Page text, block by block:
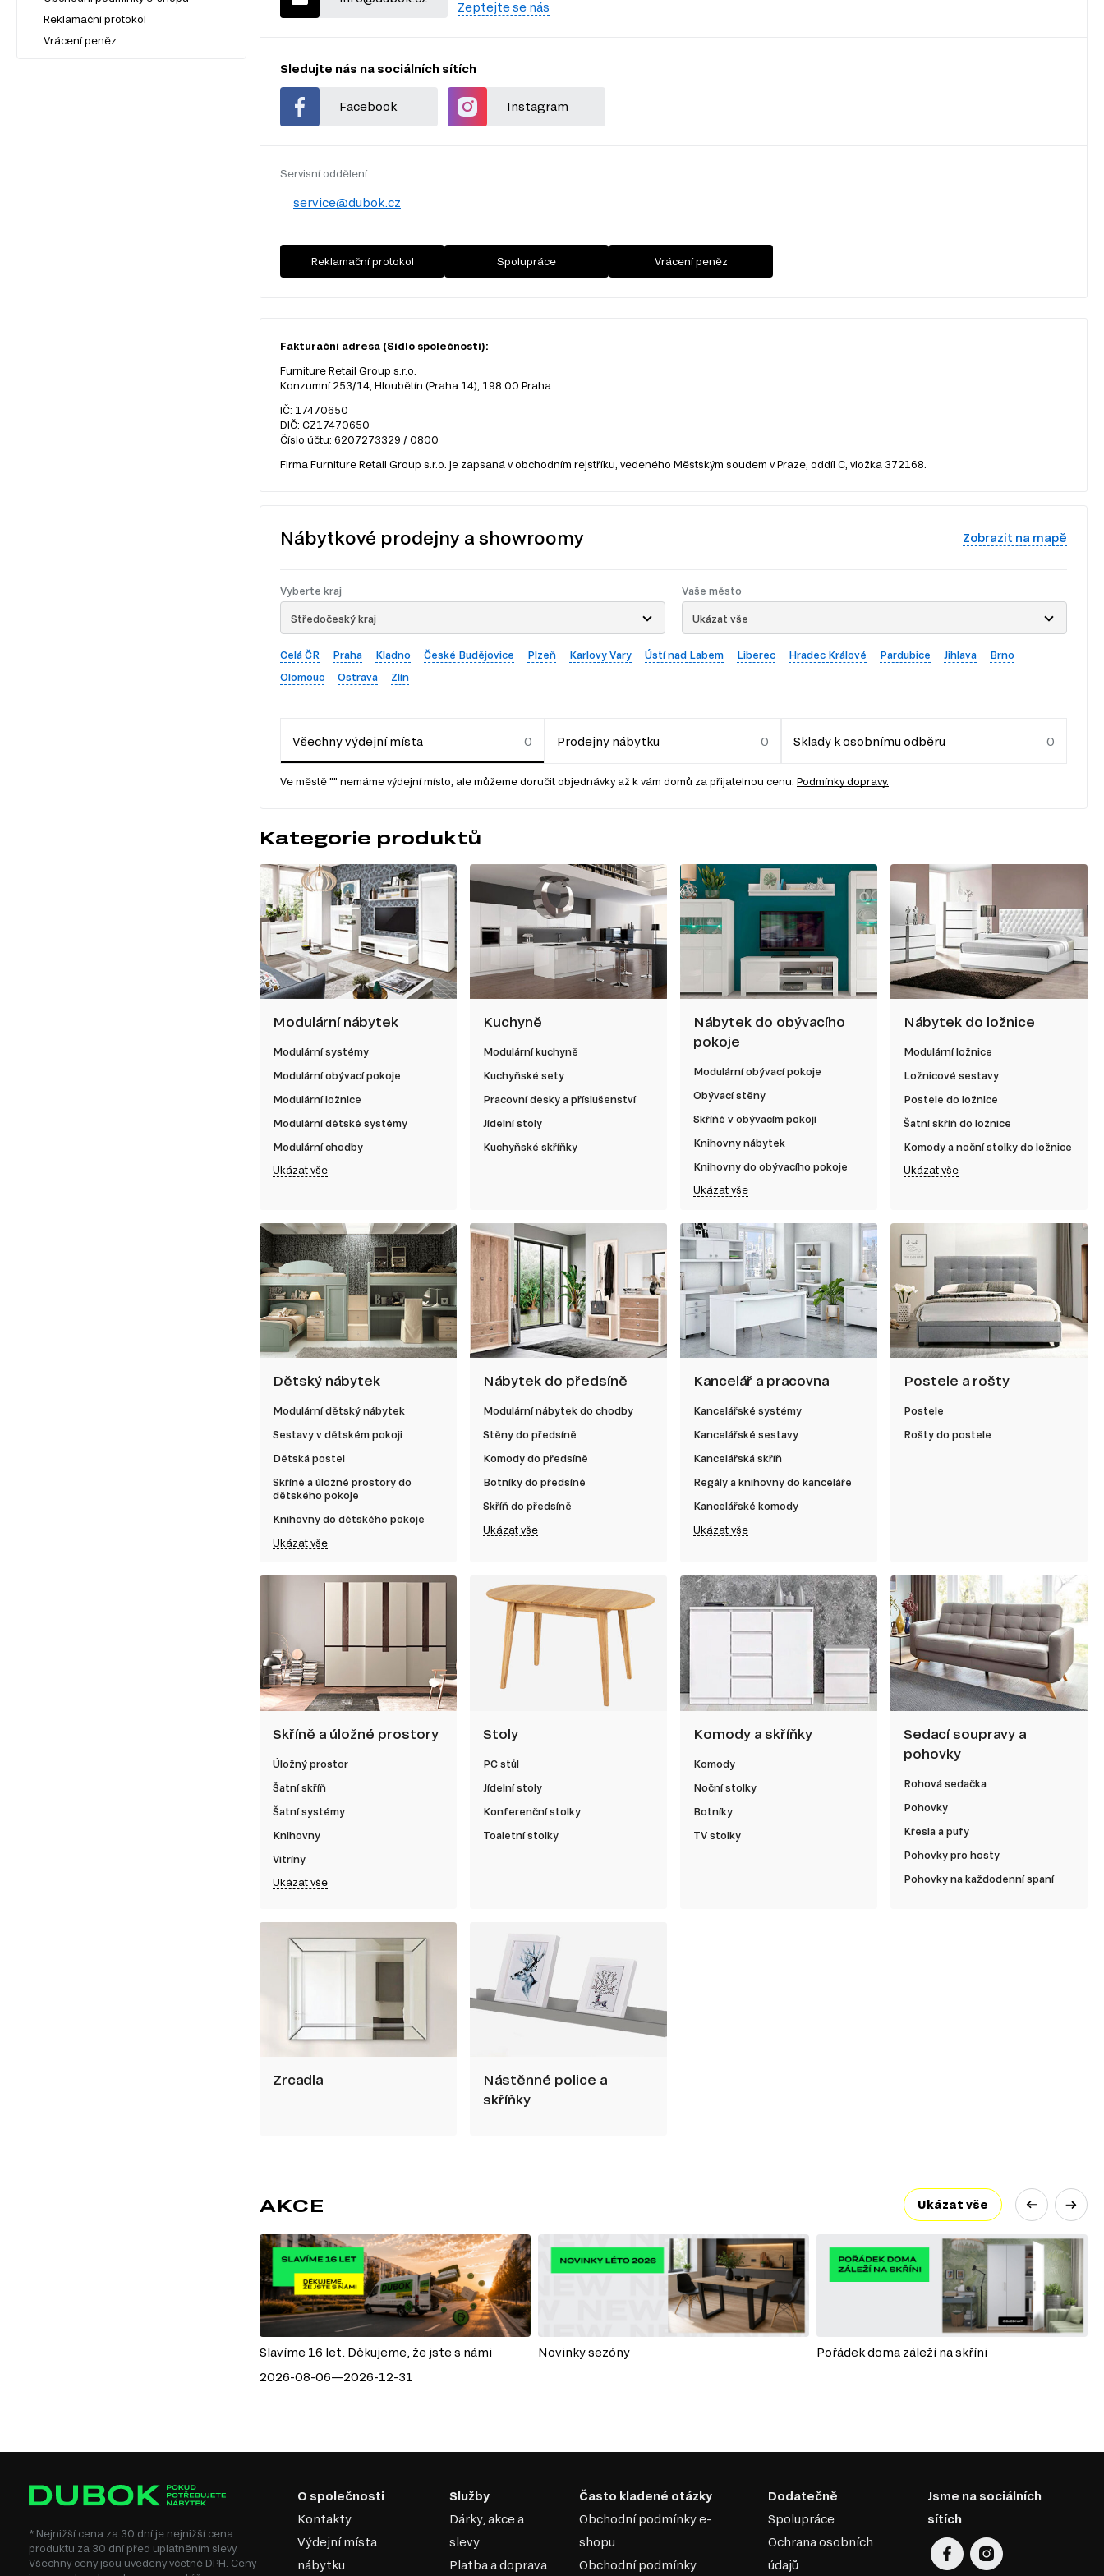
Reklamační protokol
Vrácení peněz
Zeptejte se nás
Sledujte nás na sociálních sítích
Facebook Instagram
Servisní oddělení
service@dubok.cz
Reklamační protokol Spolupráce Vrácení peněz
Fakturační adresa (Sídlo společnosti):
Furniture Retail Group s.r.o.
Konzumní 253/14, Hloubětín (Praha 14), 198 00 Praha
IČ: 17470650
DIČ: CZ17470650
Číslo účtu: 6207273329 / 0800
Firma Furniture Retail Group s.r.o. je zapsaná v obchodním rejstříku, vedeného Městským soudem v Praze, oddíl C, vložka 372168.
Nábytkové prodejny a showroomy Zobrazit na mapě
Vyberte kraj
Středočeský kraj
Vaše město
Ukázat vše
Celá ČR Praha Kladno České Budějovice Plzeň Karlovy Vary Ústí nad Labem Liberec Hradec Králové Pardubice Jihlava
Brno
Olomouc
Ostrava Zlín
Všechny výdejní místa Prodejny nábytku Sklady k osobnímu odběru
Ve městě "" nemáme výdejní místo, ale můžeme doručit objednávky až k vám domů za přijatelnou cenu. Podmínky dopravy.
Kategorie produktů
Modulární nábytek
Modulární systémy
Modulární obývací pokoje
Modulární ložnice
Modulární dětské systémy
Modulární chodby
Ukázat vše
Kuchyně
Modulární kuchyně
Kuchyňské sety
Pracovní desky a příslušenství
Jídelní stoly
Kuchyňské skříňky
Nábytek do obývacího
pokoje
Modulární obývací pokoje
Obývací stěny
Skříňě v obývacím pokoji
Knihovny nábytek
Knihovny do obývacího pokoje
Ukázat vše
Nábytek do ložnice
Modulární ložnice
Ložnicové sestavy
Postele do ložnice
Šatní skříň do ložnice
Komody a noční stolky do ložnice
Ukázat vše
Dětský nábytek
Modulární dětský nábytek
Sestavy v dětském pokoji
Dětská postel
Skříně a úložné prostory do
dětského pokoje
Knihovny do dětského pokoje
Ukázat vše
Nábytek do předsíně
Modulární nábytek do chodby
Stěny do předsíně
Komody do předsíně
Botníky do předsíně
Skříň do předsíně
Ukázat vše
Kancelář a pracovna
Kancelářské systémy
Kancelářské sestavy
Kancelářská skříň
Regály a knihovny do kanceláře
Kancelářské komody
Ukázat vše
Postele a rošty
Postele
Rošty do postele
Skříně a úložné prostory
Úložný prostor
Šatní skříň
Šatní systémy
Knihovny
Vitríny
Ukázat vše
Stoly
PC stůl
Jídelní stoly
Konferenční stolky
Toaletní stolky
Komody a skříňky
Komody
Noční stolky
Botníky
TV stolky
Sedací soupravy a
pohovky
Rohová sedačka
Pohovky
Křesla a pufy
Pohovky pro hosty
Pohovky na každodenní spaní
Zrcadla
Nástěnné police a
skříňky
AKCE Ukázat vše
Slavíme 16 let. Děkujeme, že jste s námi
2026-08-06—2026-12-31
Novinky sezóny Pořádek doma záleží na skříni
* Nejnižší cena za 30 dní je nejnižší cena
produktu za 30 dní před uplatněním slevy.
Všechny ceny jsou uvedeny včetně DPH. Ceny
O společnosti
Kontakty
Výdejní místa
nábytku
Služby
Dárky, akce a
slevy
Platba a doprava
Často kladené otázky
Obchodní podmínky e-
shopu
Obchodní podmínky
Dodatečně
Spolupráce
Ochrana osobních
údajů
Jsme na sociálních
sítích